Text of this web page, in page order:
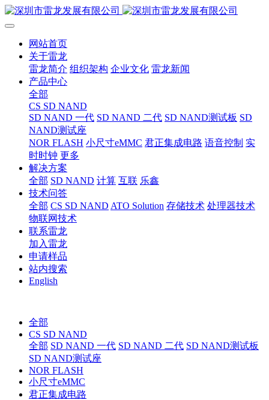
网站首页
关于雷龙
雷龙简介 组织架构 企业文化 雷龙新闻
产品中心
全部
CS SD NAND
SD NAND 一代 SD NAND 二代 SD NAND测试板 SD
NAND测试座
NOR FLASH 小尺寸eMMC 君正集成电路 语音控制 实
时时钟 更多
解决方案
全部 SD NAND 计算 互联 乐鑫
技术问答
全部 CS SD NAND ATO Solution 存储技术 处理器技术
物联网技术
联系雷龙
加入雷龙
申请样品
站内搜索
English
全部
CS SD NAND
全部 SD NAND 一代 SD NAND 二代 SD NAND测试板
SD NAND测试座
NOR FLASH
小尺寸eMMC
君正集成电路